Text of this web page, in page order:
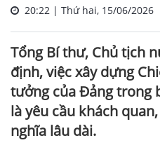
20:22 | Thứ hai, 15/06/2026
Tổng Bí thư, Chủ tịch
định, việc xây dựng
tưởng của Đảng trong
là yêu cầu khách
nghĩa lâu dài.